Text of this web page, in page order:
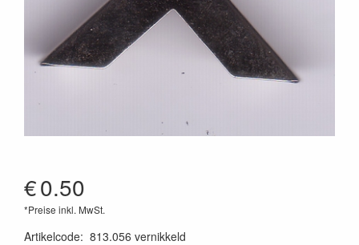
€0.50
*Preise inkl. MwSt.
Artikelcode: 813.056 vernikkeld